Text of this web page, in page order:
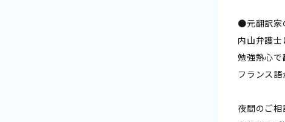
●元翻訳家
内山弁護
勉強熱心で
フランス
夜間のご